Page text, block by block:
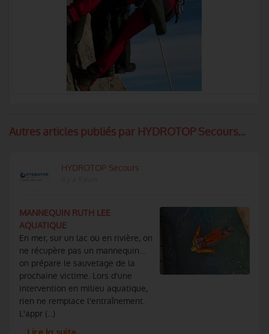
Autres articles publiés par HYDROTOP Secours...
HYDROTOP Secours
MANNEQUIN RUTH LEE
AQUATIQUE
En mer, sur un lac ou en rivière, on
ne récupère pas un mannequin…
on prépare le sauvetage de la
prochaine victime. Lors d'une
intervention en milieu aquatique,
rien ne remplace l'entraînement.
L'appr (...)